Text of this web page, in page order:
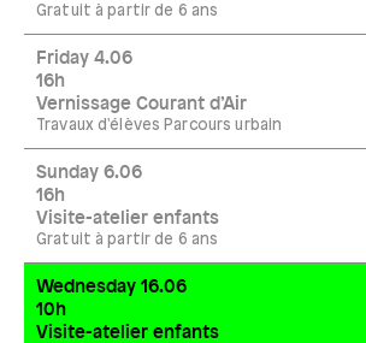
Gratuit à partir de 6 ans
Friday 4.06
16h
Vernissage Courant d’Air
Travaux d'élèves Parcours urbain
Sunday 6.06
16h
Visite-atelier enfants
Gratuit à partir de 6 ans
Wednesday 16.06
10h
Visite-atelier enfants